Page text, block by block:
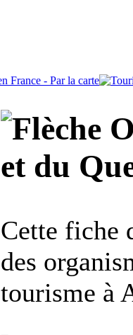
et du
Cette fiche
des
tourisme à